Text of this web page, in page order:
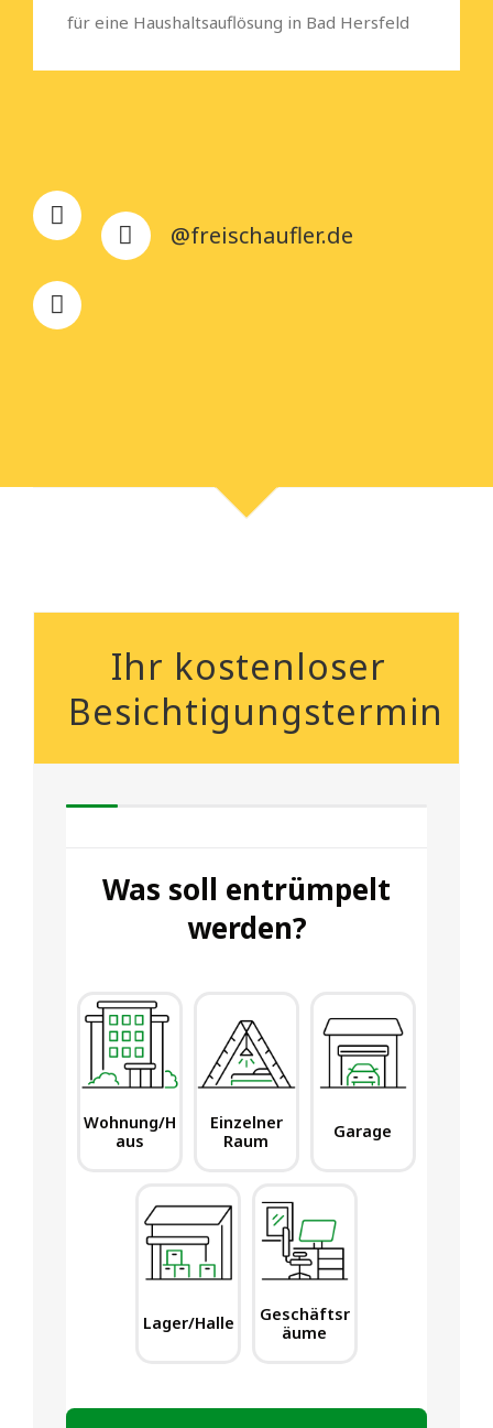
für eine Haushaltsauflösung in Bad Hersfeld
@freischaufler.de
Ihr kostenloser
Besichtigungstermin